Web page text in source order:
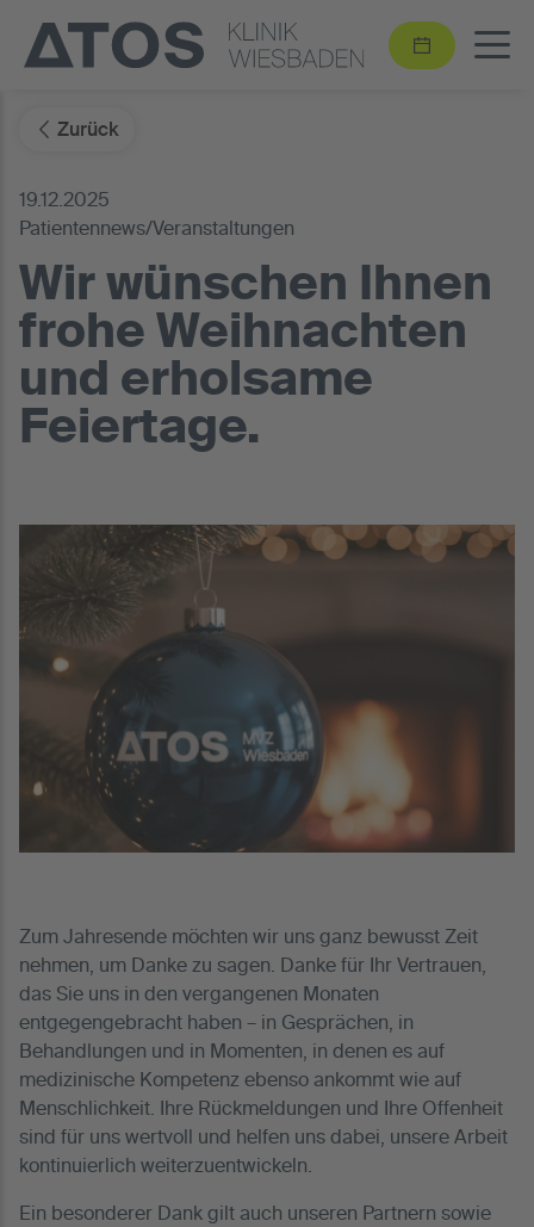
Zurück
19.12.2025
Patientennews/Veranstaltungen
Wir wünschen Ihnen
frohe Weihnachten
und erholsame
Feiertage.
Zum Jahresende möchten wir uns ganz bewusst Zeit
nehmen, um Danke zu sagen. Danke für Ihr Vertrauen,
das Sie uns in den vergangenen Monaten
entgegengebracht haben – in Gesprächen, in
Behandlungen und in Momenten, in denen es auf
medizinische Kompetenz ebenso ankommt wie auf
Menschlichkeit. Ihre Rückmeldungen und Ihre Offenheit
sind für uns wertvoll und helfen uns dabei, unsere Arbeit
kontinuierlich weiterzuentwickeln.
Ein besonderer Dank gilt auch unseren Partnern sowie